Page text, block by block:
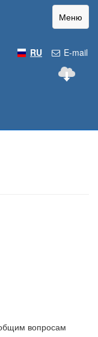
Меню
E-mail
RU
вопросам